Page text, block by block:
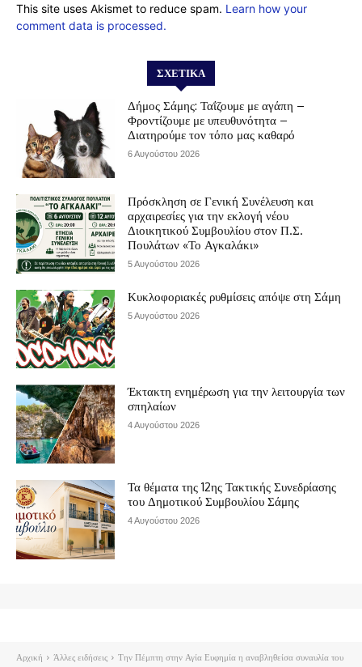
This site uses Akismet to reduce spam. Learn how your
comment data is processed.
ΣΧΕΤΙΚΆ
Δήμος Σάμης: Ταΐζουμε με αγάπη –
Φροντίζουμε με υπευθυνότητα –
Διατηρούμε τον τόπο μας καθαρό
6 Αυγούστου 2026
Πρόσκληση σε Γενική Συνέλευση και
αρχαιρεσίες για την εκλογή νέου
Διοικητικού Συμβουλίου στον Π.Σ.
Πουλάτων «Το Αγκαλάκι»
5 Αυγούστου 2026
Κυκλοφοριακές ρυθμίσεις απόψε στη Σάμη
5 Αυγούστου 2026
Έκτακτη ενημέρωση για την λειτουργία των
σπηλαίων
4 Αυγούστου 2026
Τα θέματα της 12ης Τακτικής Συνεδρίασης
του Δημοτικού Συμβουλίου Σάμης
4 Αυγούστου 2026